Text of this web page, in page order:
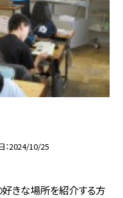
2024/10/25
きな場所を紹介する方